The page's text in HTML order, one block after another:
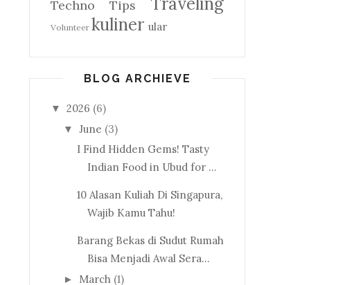
Techno Tips
Volunteer kuliner ular
BLOG ARCHIEVE
▼ 2026 (6)
▼ June (3)
I Find Hidden Gems! Tasty
Indian Food in Ubud for ...
10 Alasan Kuliah Di Singapura,
Wajib Kamu Tahu!
Barang Bekas di Sudut Rumah
Bisa Menjadi Awal Sera...
► March (1)